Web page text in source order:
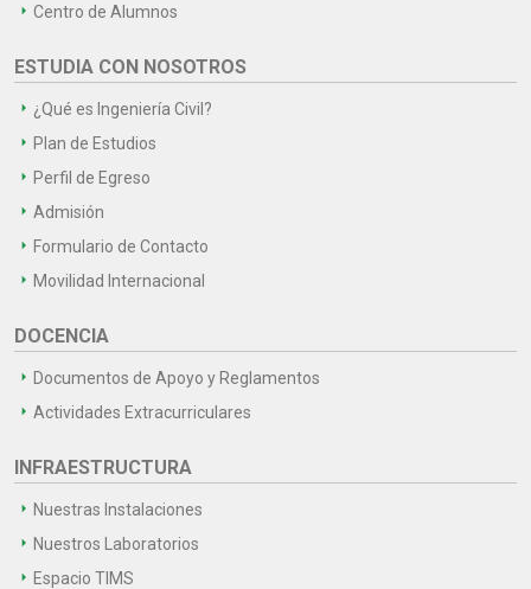
Centro de Alumnos
ESTUDIA CON NOSOTROS
¿Qué es Ingeniería Civil?
Plan de Estudios
Perfil de Egreso
Admisión
Formulario de Contacto
Movilidad Internacional
DOCENCIA
Documentos de Apoyo y Reglamentos
Actividades Extracurriculares
INFRAESTRUCTURA
Nuestras Instalaciones
Nuestros Laboratorios
Espacio TIMS